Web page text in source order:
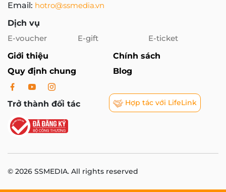
Email: hotro@ssmedia.vn
Dịch vụ
E-voucher
E-gift
E-ticket
Giới thiệu
Chính sách
Quy định chung
Blog
Trở thành đối tác Hợp tác với LifeLink
© 2026 SSMEDIA. All rights reserved